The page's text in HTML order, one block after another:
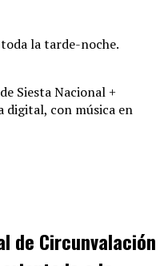
la tarde-noche.
Siesta Nacional +
digital, con música en
de Circunvalación